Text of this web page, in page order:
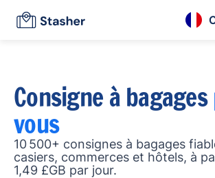
Consigne à bagages
vous
10 500+ consignes à bagages
casiers, commerces et hôtels, à
1,49 £GB par jour.